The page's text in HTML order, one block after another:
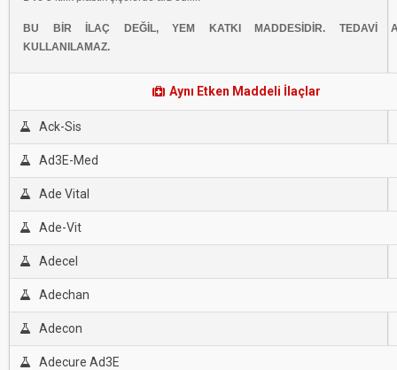
BU BİR İLAÇ DEĞİL, YEM KATKI MADDESİDİR. TEDAVİ
KULLANILAMAZ.
Aynı Etken Maddeli İlaçlar
Ack-Sis
Ad3E-Med
Ade Vital
Ade-Vit
Adecel
Adechan
Adecon
Adecure Ad3E